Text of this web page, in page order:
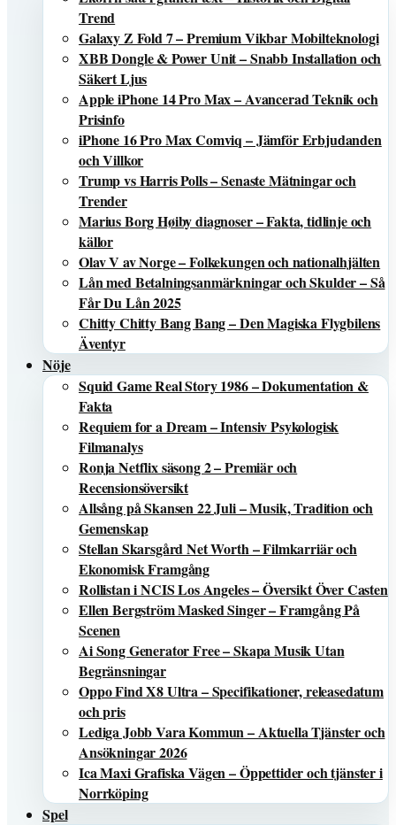
Trend
Galaxy Z Fold 7 – Premium Vikbar Mobilteknologi
XBB Dongle & Power Unit – Snabb Installation och
Säkert Ljus
Apple iPhone 14 Pro Max – Avancerad Teknik och
Prisinfo
iPhone 16 Pro Max Comviq – Jämför Erbjudanden
och Villkor
Trump vs Harris Polls – Senaste Mätningar och
Trender
Marius Borg Høiby diagnoser – Fakta, tidlinje och
källor
Olav V av Norge – Folkekungen och nationalhjälten
Lån med Betalningsanmärkningar och Skulder – Så
Får Du Lån 2025
Chitty Chitty Bang Bang – Den Magiska Flygbilens
Äventyr
Nöje
Squid Game Real Story 1986 – Dokumentation &
Fakta
Requiem for a Dream – Intensiv Psykologisk
Filmanalys
Ronja Netflix säsong 2 – Premiär och
Recensionsöversikt
Allsång på Skansen 22 Juli – Musik, Tradition och
Gemenskap
Stellan Skarsgård Net Worth – Filmkarriär och
Ekonomisk Framgång
Rollistan i NCIS Los Angeles – Översikt Över Casten
Ellen Bergström Masked Singer – Framgång På
Scenen
Ai Song Generator Free – Skapa Musik Utan
Begränsningar
Oppo Find X8 Ultra – Specifikationer, releasedatum
och pris
Lediga Jobb Vara Kommun – Aktuella Tjänster och
Ansökningar 2026
Ica Maxi Grafiska Vägen – Öppettider och tjänster i
Norrköping
Spel